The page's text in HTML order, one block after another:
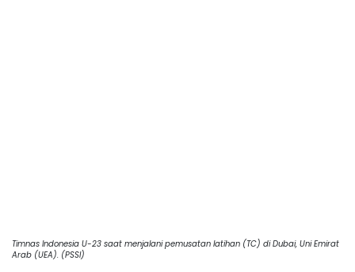
Timnas Indonesia U-23 saat menjalani pemusatan latihan (TC) di Dubai, Uni Emirat
Arab (UEA). (PSSI)